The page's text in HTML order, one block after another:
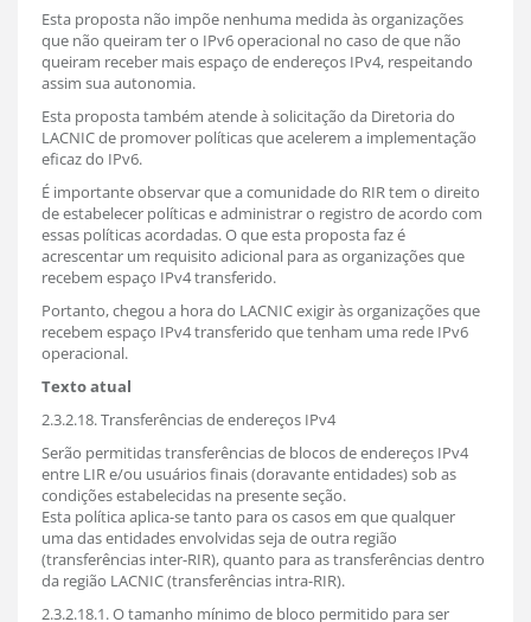
Esta proposta não impõe nenhuma medida às organizações
que não queiram ter o IPv6 operacional no caso de que não
queiram receber mais espaço de endereços IPv4, respeitando
assim sua autonomia.
Esta proposta também atende à solicitação da Diretoria do
LACNIC de promover políticas que acelerem a implementação
eficaz do IPv6.
É importante observar que a comunidade do RIR tem o direito
de estabelecer políticas e administrar o registro de acordo com
essas políticas acordadas. O que esta proposta faz é
acrescentar um requisito adicional para as organizações que
recebem espaço IPv4 transferido.
Portanto, chegou a hora do LACNIC exigir às organizações que
recebem espaço IPv4 transferido que tenham uma rede IPv6
operacional.
Texto atual
2.3.2.18. Transferências de endereços IPv4
Serão permitidas transferências de blocos de endereços IPv4
entre LIR e/ou usuários finais (doravante entidades) sob as
condições estabelecidas na presente seção.
Esta política aplica-se tanto para os casos em que qualquer
uma das entidades envolvidas seja de outra região
(transferências inter-RIR), quanto para as transferências dentro
da região LACNIC (transferências intra-RIR).
2.3.2.18.1. O tamanho mínimo de bloco permitido para ser